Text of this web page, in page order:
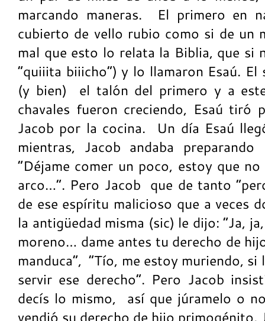
marcando maneras. El primero en
cubierto de vello rubio como si de un
mal que esto lo relata la Biblia, que si
“quiiita biiicho”) y lo llamaron Esaú. El
(y bien) el talón del primero y a
chavales fueron creciendo, Esaú tiró
Jacob por la cocina. Un día Esaú
mientras, Jacob andaba
“Déjame comer un poco, estoy que
arco…”. Pero Jacob que de tanto
de ese espíritu malicioso que a veces
la antigüedad misma (sic) le dijo: “Ja,
moreno… dame antes tu derecho de
manduca”, “Tío, me estoy muriendo, si
servir ese derecho”. Pero Jacob
decís lo mismo, así que júramelo o
vendió su derecho de hijo primogénito.